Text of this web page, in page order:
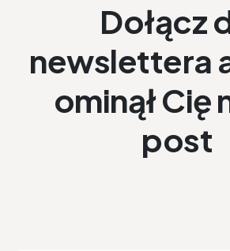
Dołącz
newslettera
ominął Cię
post